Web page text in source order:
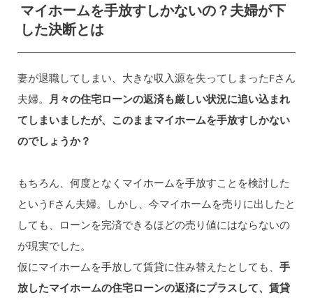
マイホームを手放すしかないの？夫婦が下
した決断とは
妻が退職してしまい、大きな収入源を失ってしまったFさん
夫婦。
月々の住宅ローンの返済も厳しい状況に追い込まれ
てしまいましたが、このままマイホームを手放すしかない
のでしょうか？
もちろん、何度となくマイホームを手放すことを検討した
というFさん夫婦。しかし、今マイホームを売りに出したと
しても、ローンを完済できるほどの売り値にはならないの
が現実でした。
仮にマイホームを手放して賃貸に住み替えたとしても、 手
放したマイホームの住宅ローンの返済にプラスして、賃貸